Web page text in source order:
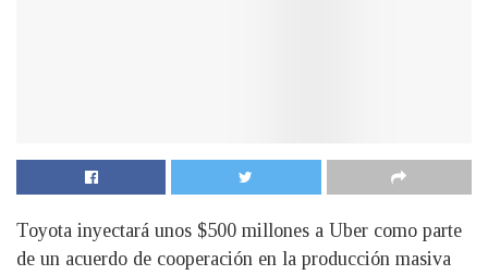
Toyota inyectará unos $500 millones a Uber como parte
de un acuerdo de cooperación en la producción masiva